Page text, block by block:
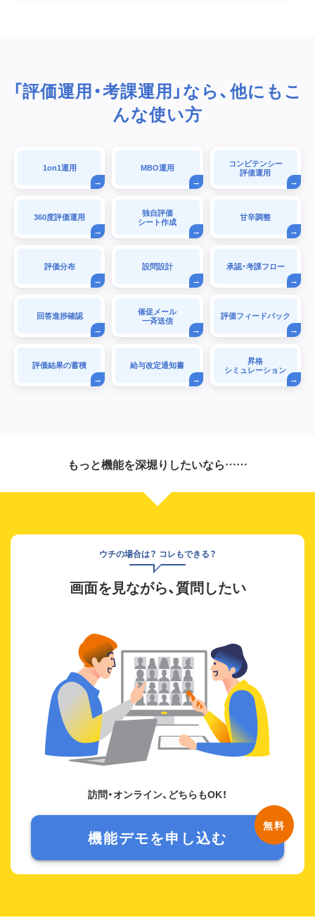
「評価運用・考課運用」なら、他にもこ
んな使い方
1on1運用 MBO運用 コンピテンシー
評価運用
360度評価運用 独自評価
シート作成 甘辛調整
評価分布 設問設計 承認・考課フロー
回答進捗確認 催促メール
一斉送信 評価フィードバック
評価結果の蓄積 給与改定通知書 昇格
シミュレーション
もっと機能を深堀りしたいなら……
ウチの場合は？ コレもできる？
画面を見ながら、質問したい
訪問・オンライン、どちらもOK！
機能デモを申し込む